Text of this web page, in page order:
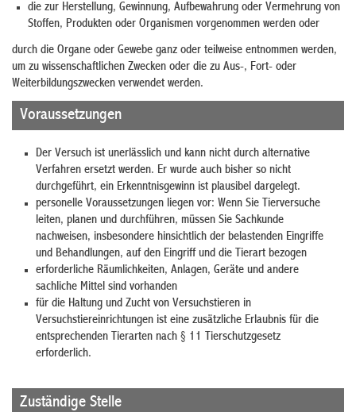
die zur Herstellung, Gewinnung, Aufbewahrung oder Vermehrung von
Stoffen, Produkten oder Organismen vorgenommen werden oder
durch die Organe oder Gewebe ganz oder teilweise entnommen werden,
um zu wissenschaftlichen Zwecken oder die zu Aus-, Fort- oder
Weiterbildungszwecken verwendet werden.
Voraussetzungen
Der Versuch ist unerlässlich und kann nicht durch alternative
Verfahren ersetzt werden. Er wurde auch bisher so nicht
durchgeführt, ein Erkenntnisgewinn ist plausibel dargelegt.
personelle Voraussetzungen liegen vor: Wenn Sie Tierversuche
leiten, planen und durchführen, müssen Sie Sachkunde
nachweisen, insbesondere hinsichtlich der belastenden Eingriffe
und Behandlungen, auf den Eingriff und die Tierart bezogen
erforderliche Räumlichkeiten, Anlagen, Geräte und andere
sachliche Mittel sind vorhanden
für die Haltung und Zucht von Versuchstieren in
Versuchstiereinrichtungen ist eine zusätzliche Erlaubnis für die
entsprechenden Tierarten nach § 11 Tierschutzgesetz
erforderlich.
Zuständige Stelle